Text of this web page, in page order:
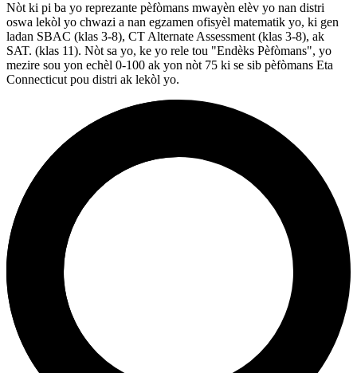
Nòt ki pi ba yo reprezante pèfòmans mwayèn elèv yo nan distri
oswa lekòl yo chwazi a nan egzamen ofisyèl matematik yo, ki gen
ladan SBAC (klas 3-8), CT Alternate Assessment (klas 3-8), ak
SAT. (klas 11). Nòt sa yo, ke yo rele tou "Endèks Pèfòmans", yo
mezire sou yon echèl 0-100 ak yon nòt 75 ki se sib pèfòmans Eta
Connecticut pou distri ak lekòl yo.